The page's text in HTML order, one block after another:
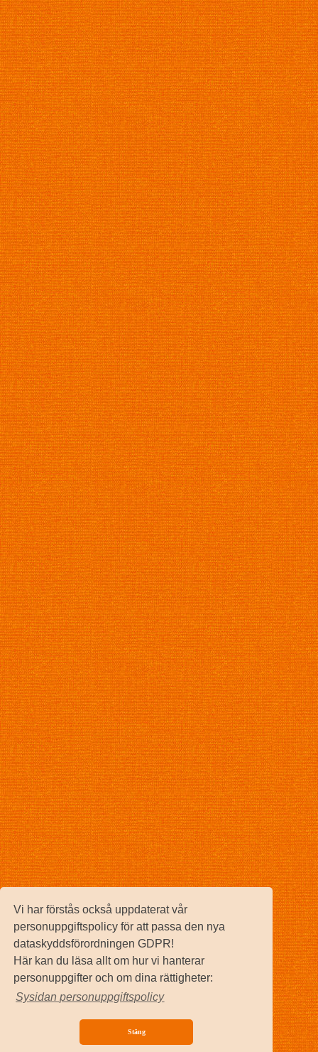
Vi har förstås också uppdaterat vår
personuppgiftspolicy för att passa den nya
dataskyddsförordningen GDPR!
Här kan du läsa allt om hur vi hanterar
personuppgifter och om dina rättigheter:
Sysidan personuppgiftspolicy
Stäng